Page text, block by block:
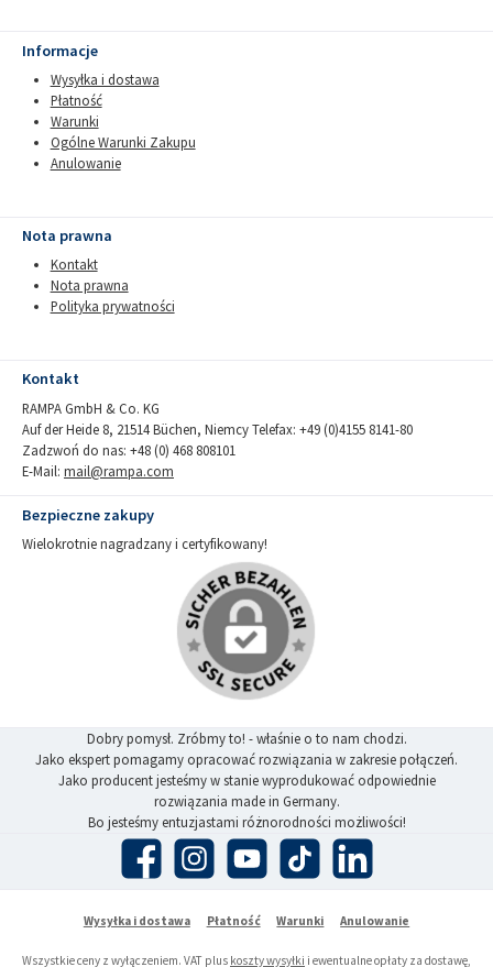
Informacje
Wysyłka i dostawa
Płatność
Warunki
Ogólne Warunki Zakupu
Anulowanie
Nota prawna
Kontakt
Nota prawna
Polityka prywatności
Kontakt
RAMPA GmbH & Co. KG
Auf der Heide 8, 21514 Büchen, Niemcy Telefax: +49 (0)4155 8141-80
Zadzwoń do nas: +48 (0) 468 808101
E-Mail: mail@rampa.com
Bezpieczne zakupy
Wielokrotnie nagradzany i certyfikowany!
Dobry pomysł. Zróbmy to! - właśnie o to nam chodzi.
Jako ekspert pomagamy opracować rozwiązania w zakresie połączeń.
Jako producent jesteśmy w stanie wyprodukować odpowiednie
rozwiązania made in Germany.
Bo jesteśmy entuzjastami różnorodności możliwości!
Facebook Instagram YouTube TikTok LinkedIn
Wysyłka i dostawa Płatność Warunki Anulowanie
Wszystkie ceny z wyłączeniem. VAT plus koszty wysyłki i ewentualne opłaty za dostawę,